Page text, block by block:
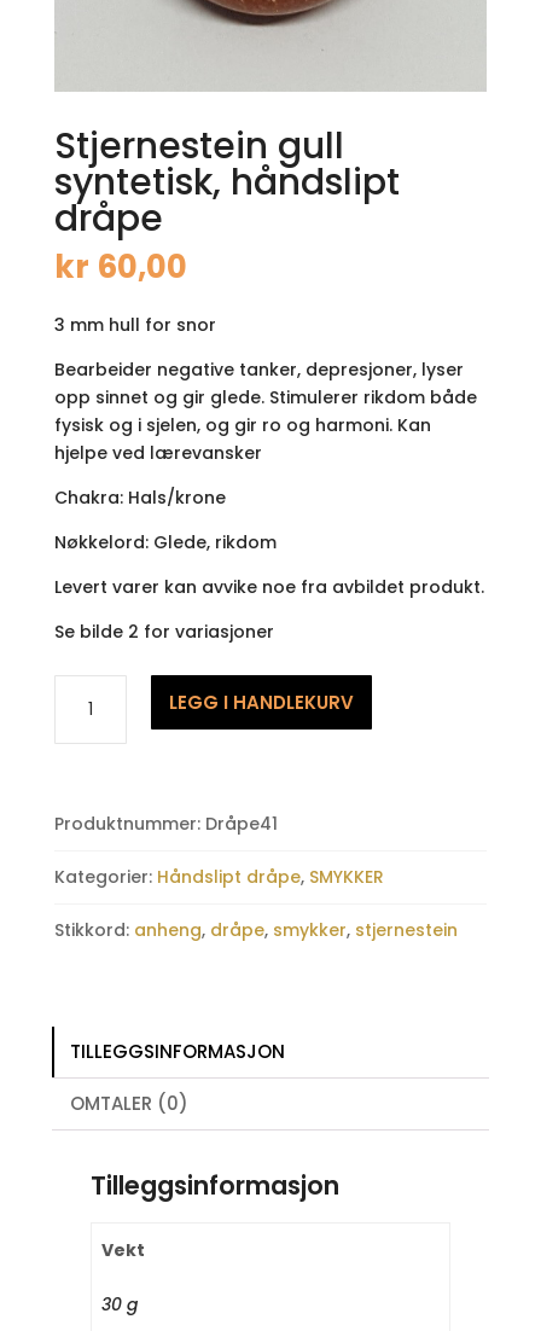
Stjernestein gull
syntetisk, håndslipt
dråpe
kr 60,00
3 mm hull for snor
Bearbeider negative tanker, depresjoner, lyser
opp sinnet og gir glede. Stimulerer rikdom både
fysisk og i sjelen, og gir ro og harmoni. Kan
hjelpe ved lærevansker
Chakra: Hals/krone
Nøkkelord: Glede, rikdom
Levert varer kan avvike noe fra avbildet produkt.
Se bilde 2 for variasjoner
syntetisk,
antall
LEGG I HANDLEKURV
Produktnummer: Dråpe41
Kategorier: Håndslipt dråpe, SMYKKER
Stikkord: anheng, dråpe, smykker, stjernestein
TILLEGGSINFORMASJON
OMTALER (0)
Tilleggsinformasjon
Vekt
30 g